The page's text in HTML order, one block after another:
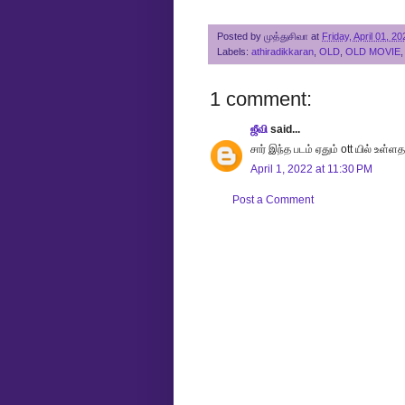
Posted by முத்துசிவா at Friday, April 01,
Labels: athiradikkaran OLD OLD MOVIE
1 comment:
ஜீவி said...
சார் இந்த படம் ஏதும் ott யில்
April 1, 2022 at 11:30 PM
Post a Comment